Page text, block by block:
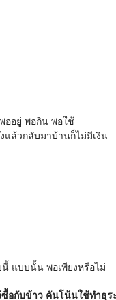
ออยู่ พอกิน พอใช้
แล้วกลับมาบ้านก็ไม่มีเงิน
แบบนั้น พอเพียงหรือไม่
ซื้อกับข้าว คันโน้นใช้ทำธุร